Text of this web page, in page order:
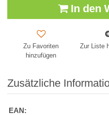
In den
Zu Favoriten
hinzufügen
Zur Liste
Zusätzliche
EAN: